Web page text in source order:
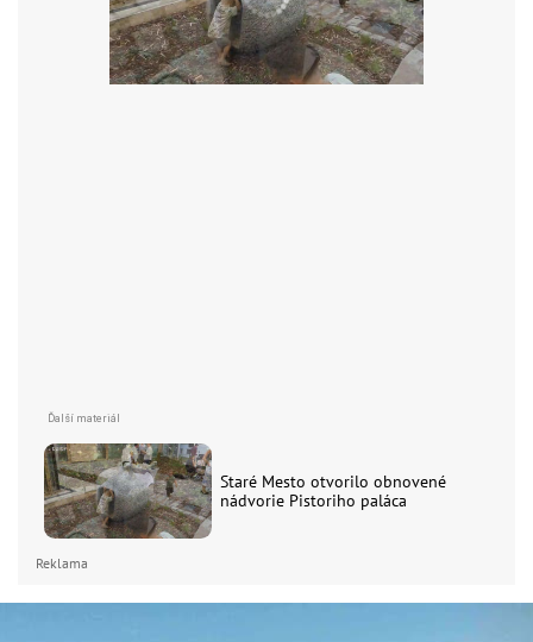
Staré Mesto otvorilo obnovené
nádvorie Pistoriho paláca
Reklama